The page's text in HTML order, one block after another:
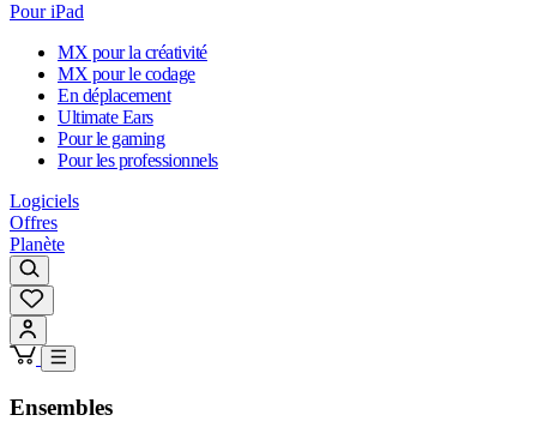
Pour iPad
MX pour la créativité
MX pour le codage
En déplacement
Ultimate Ears
Pour le gaming
Pour les professionnels
Logiciels
Offres
Planète
Ensembles